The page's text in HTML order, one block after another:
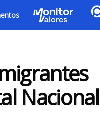
Nacional